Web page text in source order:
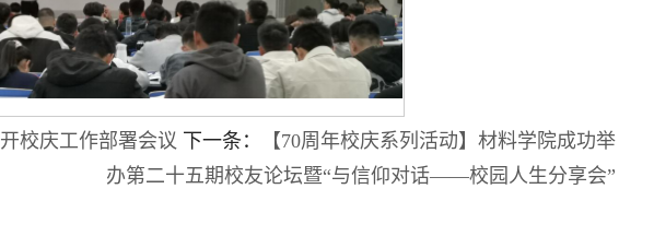
校庆工作部署会议 下一条：
【70周年校庆系列活动】材料学院成功举
办第二十五期校友论坛暨“与信仰对话——校园人生分享会”